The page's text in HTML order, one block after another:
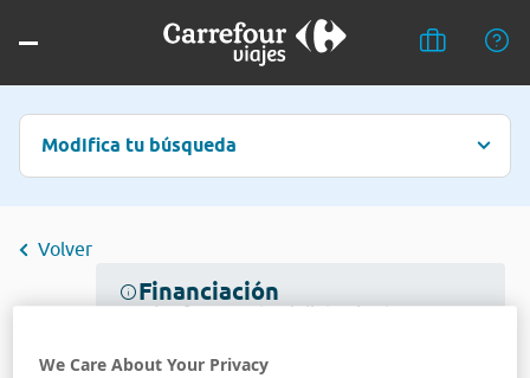
Modifica tu búsqueda
Volver
Financiación
Puedes financiar tus billetes hasta 12 meses
We Care About Your Privacy